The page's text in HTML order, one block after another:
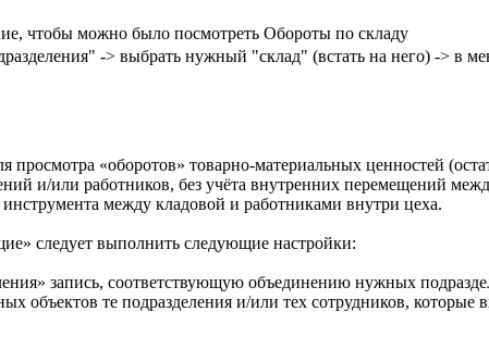
чтобы можно было посмотреть Обороты по складу
-> выбрать нужный "склад" (встать на него) -> в
«оборотов» товарно-материальных ценностей
и/или работников, без учёта внутренних перемещений
между кладовой и работниками внутри цеха.
следует выполнить следующие настройки:
запись, соответствующую объединению нужных
объектов те подразделения и/или тех сотрудников,